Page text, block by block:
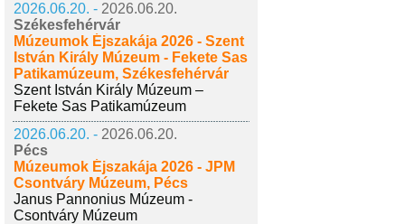
2026.06.20. - 2026.06.20.
Székesfehérvár
Múzeumok Éjszakája 2026 - Szent
István Király Múzeum - Fekete Sas
Patikamúzeum, Székesfehérvár
Szent István Király Múzeum –
Fekete Sas Patikamúzeum
2026.06.20. - 2026.06.20.
Pécs
Múzeumok Éjszakája 2026 - JPM
Csontváry Múzeum, Pécs
Janus Pannonius Múzeum -
Csontváry Múzeum